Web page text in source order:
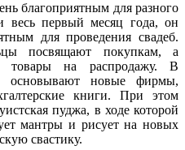
благоприятным для разного
весь первый месяц года, он
для проведения свадеб.
посвящают покупкам, а
товары на распродажу. В
основывают новые фирмы,
книги. При этом
пуджа, в ходе которой
мантры и рисует на новых
свастику.